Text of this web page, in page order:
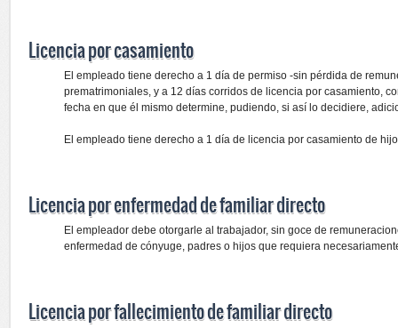
Licencia por casamiento
El empleado tiene derecho a 1 día de permiso -sin pérdida de
prematrimoniales, y a 12 días corridos de licencia por casamiento,
fecha en que él mismo determine, pudiendo, si así lo decidiere,
El empleado tiene derecho a 1 día de licencia por casamiento de
Licencia por enfermedad de familiar directo
El empleador debe otorgarle al trabajador, sin goce de
enfermedad de cónyuge, padres o hijos que requiera
Licencia por fallecimiento de familiar directo